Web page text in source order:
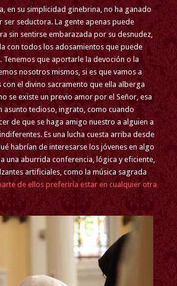
en su simplicidad ginebrina, no ha ganado
seductora. La gente apenas puede
sin sentirse embarazada por su desnudez,
con todos los adosamientos que puede
Tenemos que aportarle la devoción o la
nosotros mismos, si es que vamos a
el divino sacramento que ella alberga
se existe un previo amor por el Señor, esa
asunto tedioso, ingrato, como cuando
de que se haga amigo nuestro a alguien a
Es una lucha cuesta arriba desde
habrían de interesarse los jóvenes en algo
una aburrida conferencia, lógica y eficiente,
artificiales, como la música sagrada
de ellos preferiría estar en cualquier otra